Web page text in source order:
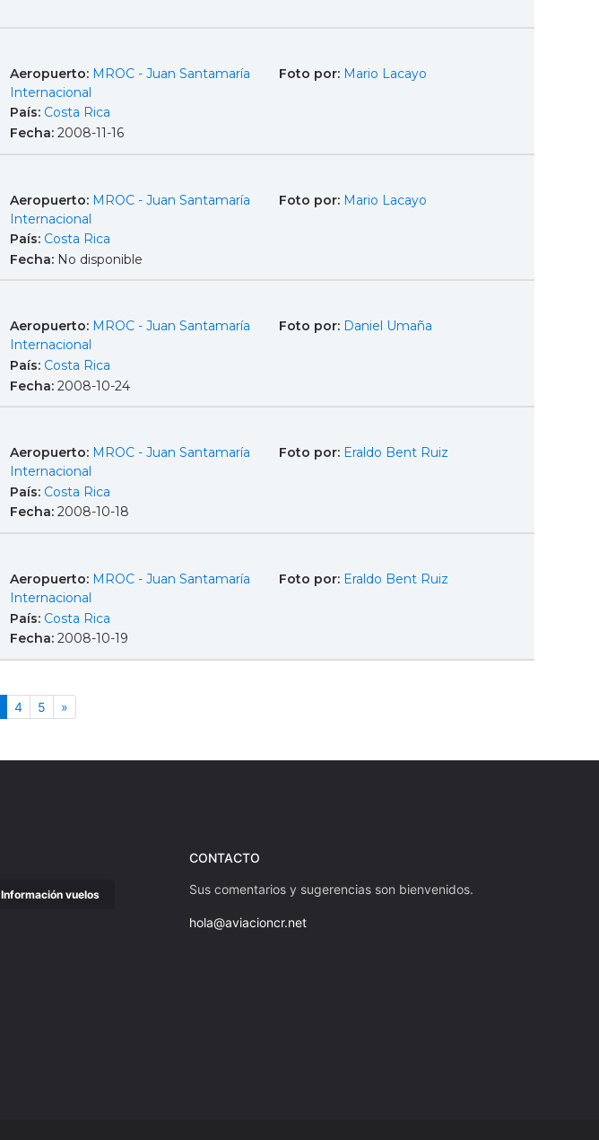
Aeropuerto: MROC - Juan Santamaría
Internacional
País: Costa Rica
Fecha: 2008-11-16
Foto por: Mario Lacayo
Aeropuerto: MROC - Juan Santamaría
Internacional
País: Costa Rica
Fecha: No disponible
Foto por: Mario Lacayo
Aeropuerto: MROC - Juan Santamaría
Internacional
País: Costa Rica
Fecha: 2008-10-24
Foto por: Daniel Umaña
Aeropuerto: MROC - Juan Santamaría
Internacional
País: Costa Rica
Fecha: 2008-10-18
Foto por: Eraldo Bent Ruiz
Aeropuerto: MROC - Juan Santamaría
Internacional
País: Costa Rica
Fecha: 2008-10-19
Foto por: Eraldo Bent Ruiz
(actual)
4 5 »
Información vuelos
CONTACTO
Sus comentarios y sugerencias son bienvenidos.
hola@aviacioncr.net